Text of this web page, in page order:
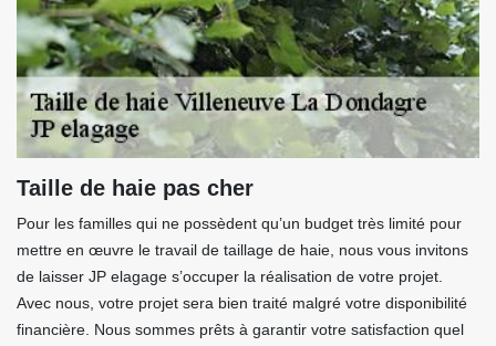
Taille de haie pas cher
Pour les familles qui ne possèdent qu’un budget très limité pour
mettre en œuvre le travail de taillage de haie, nous vous invitons
de laisser JP elagage s’occuper la réalisation de votre projet.
Avec nous, votre projet sera bien traité malgré votre disponibilité
financière. Nous sommes prêts à garantir votre satisfaction quel